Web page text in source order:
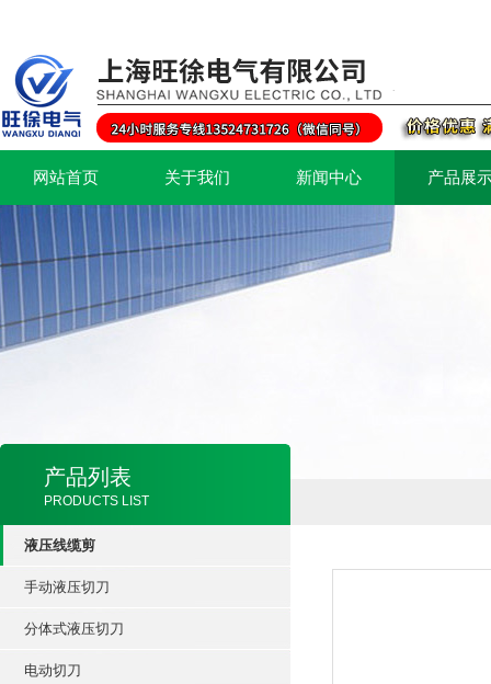
网站首页 关于我们 新闻中心 产品展
产品列表
PRODUCTS LIST
液压线缆剪
手动液压切刀
分体式液压切刀
电动切刀